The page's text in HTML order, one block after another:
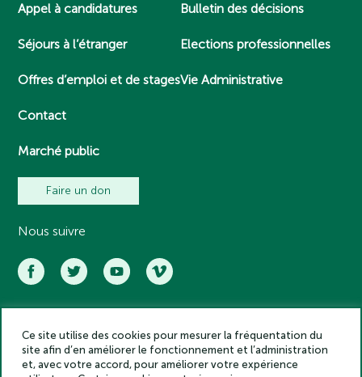
Appel à candidatures
Séjours à l’étranger
Offres d’emploi et de stages
Contact
Marché public
Bulletin des décisions
Elections professionnelles
Vie Administrative
Faire un don
Nous suivre
Académie des inscriptions et belles lettres – Tous droits réservés
2025
Politique de confidentialité
Ce site utilise des cookies pour mesurer la fréquentation du
site afin d’en améliorer le fonctionnement et l’administration
et, avec votre accord, pour améliorer votre expérience